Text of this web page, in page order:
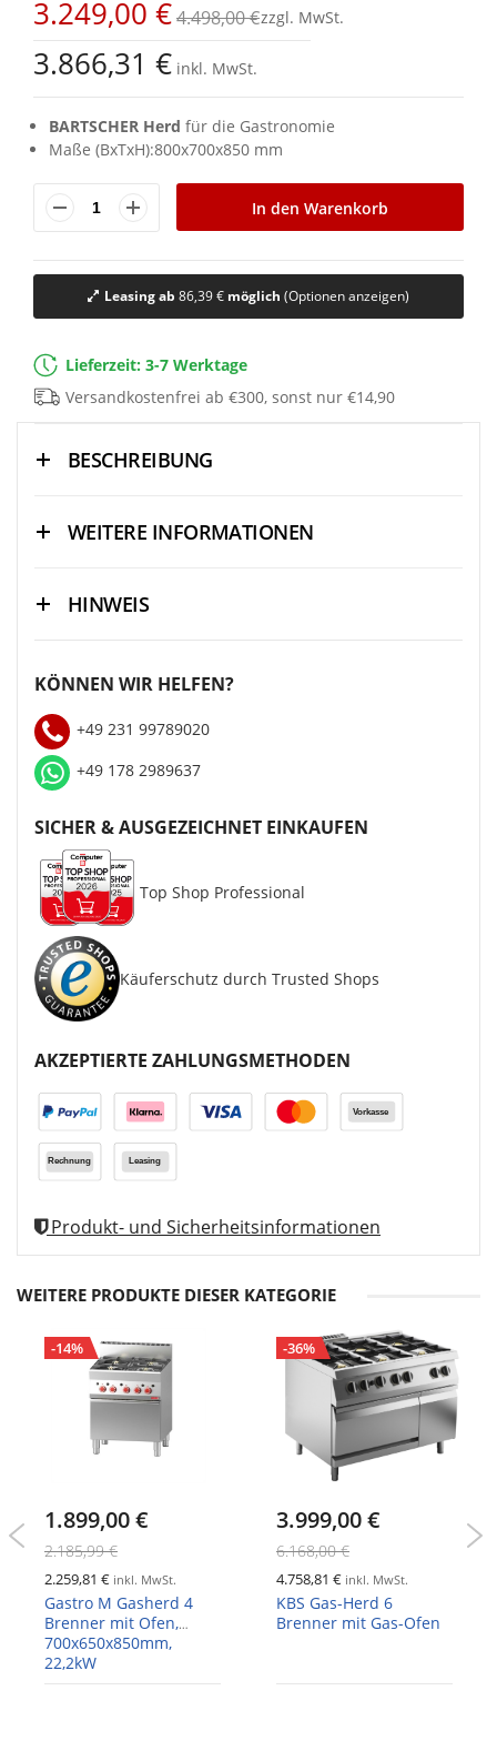
springen
3.249,00 €4.498,00 €
3.866,31 € inkl. MwSt.
BARTSCHER Herd für die Gastronomie
Maße (BxTxH):800x700x850 mm
In den Warenkorb
Leasing ab 86,39 € möglich (Optionen anzeigen)
Lieferzeit: 3-7 Werktage
Versandkostenfrei ab €300, sonst nur €14,90
BESCHREIBUNG
WEITERE INFORMATIONEN
HINWEIS
KÖNNEN WIR HELFEN?
+49 231 99789020
+49 178 2989637
SICHER & AUSGEZEICHNET EINKAUFEN
Top Shop Professional
Käuferschutz durch Trusted Shops
AKZEPTIERTE ZAHLUNGSMETHODEN
Produkt- und Sicherheitsinformationen
WEITERE PRODUKTE DIESER KATEGORIE
-14%
1.899,00 €
2.185,99 €
2.259,81 € inkl. MwSt.
Gastro M Gasherd 4
Brenner mit Ofen,
700x650x850mm,
22,2kW
-36%
3.999,00 €
6.168,00 €
4.758,81 € inkl. MwSt.
KBS Gas-Herd 6
Brenner mit Gas-Ofen